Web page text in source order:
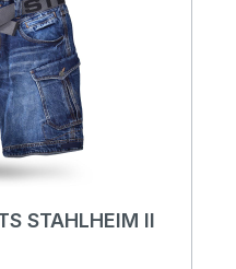
STAHLHEIM II